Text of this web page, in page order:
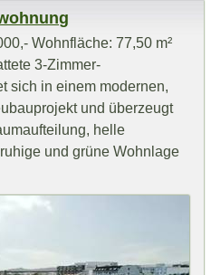
Wohnfläche: 77,50 m²
3-Zimmer-
sich in einem modernen,
und überzeugt
helle
und grüne Wohnlage